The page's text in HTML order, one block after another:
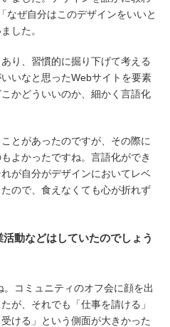
なぜ自分はこのデザインをいいと
した。
り、習慣的に掘り下げて考える
いなと思ったWebサイトを要素
かどういいのか、細かく言語化
とがあったのですが、その際に
よかったですね。言語化ができ
が自分がデザインにおいてレベ
ので、食えなくても心が折れず
動などはしていたのでしょう
。コミュニティのオフ会に顔を出
が、それでも「仕事を請ける」
ける」という側面が大きかった